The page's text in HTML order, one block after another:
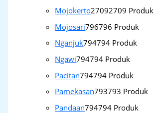
Mojokerto27092709 Produk
Mojosari796796 Produk
Nganjuk794794 Produk
Ngawi794794 Produk
Pacitan794794 Produk
Pamekasan793793 Produk
Pandaan794794 Produk